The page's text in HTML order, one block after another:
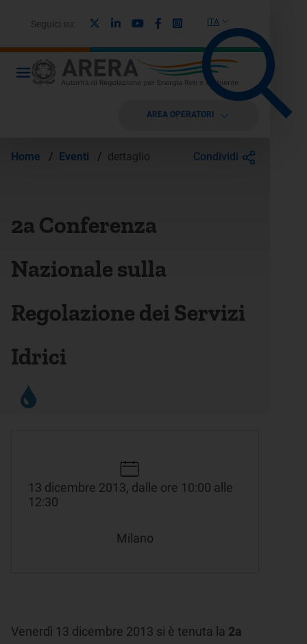
ITA
Seguici su: LinkedinYoutubeFacebook
Instagram
AREA OPERATORI
Home / Eventi / dettaglio Condividi
2a Conferenza
Nazionale sulla
Regolazione dei Servizi
Idrici
13 dicembre 2013, dalle ore 10:00 alle
12:30
Milano
Venerdì 13 dicembre 2013 si è tenuta la 2a